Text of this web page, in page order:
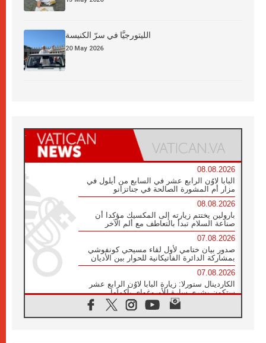
الليتورجيَّا في سرّ الكنيسة
20 May 2026
08.08.2026
البابا لاوُن الرابع عشر في السابع من أيلول في
مزار أم المشورة الصالحة في جناتزانو
08.08.2026
بارولين يختتم زيارته إلى المكسيك مؤكدا أن
صناعة السلام تبدأ بالتعاطف مع ألم الآخر
07.08.2026
صدور بيان ختامي لأول لقاء مسيحي كونفوشي
بمشاركة الدائرة الفاتيكانية للحوار بين الأديان
07.08.2026
الكاردينال ستورلا: زيارة البابا لاوُن الرابع عشر
ستكون بشرى سارة للأوروغواي بأكملها
الفاتيكان يعلن برنامج الزيارة الرسولية للبابا لاوُن